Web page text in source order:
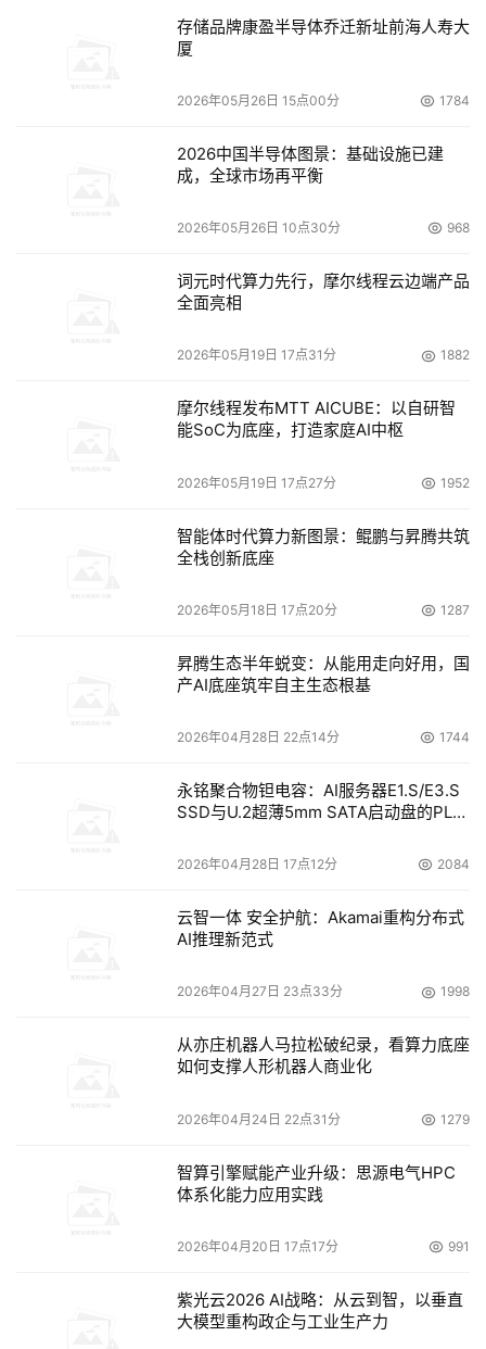
APP、政府和公众协同发展的‘智能+出行’模式，让用户出行
更美好，让交通管理服务更高效。”
存储品牌康盈半导体乔迁新址前海人寿大
厦
2026年05月26日 15点00分 1784
2026中国半导体图景：基础设施已建
成，全球市场再平衡
2026年05月26日 10点30分 968
词元时代算力先行，摩尔线程云边端产品
全面亮相
2026年05月19日 17点31分 1882
摩尔线程发布MTT AICUBE：以自研智
能SoC为底座，打造家庭AI中枢
2026年05月19日 17点27分 1952
智能体时代算力新图景：鲲鹏与昇腾共筑
全栈创新底座
2026年05月18日 17点20分 1287
昇腾生态半年蜕变：从能用走向好用，国
产AI底座筑牢自主生态根基
2026年04月28日 22点14分 1744
永铭聚合物钽电容：AI服务器E1.S/E3.S
SSD与U.2超薄5mm SATA启动盘的PLP
2026年04月28日 17点12分 2084
云智一体 安全护航：Akamai重构分布式
AI推理新范式
2026年04月27日 23点33分 1998
从亦庄机器人马拉松破纪录，看算力底座
如何支撑人形机器人商业化
2026年04月24日 22点31分 1279
智算引擎赋能产业升级：思源电气HPC
体系化能力应用实践
2026年04月20日 17点17分 991
紫光云2026 AI战略：从云到智，以垂直
大模型重构政企与工业生产力